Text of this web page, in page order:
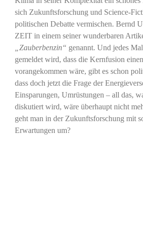
sich Zukunftsforschung und Science-
politischen Debatte vermischen. Bernd
ZEIT in einem seiner wunderbaren
„Zauberbenzin“ genannt. Und jedes
gemeldet wird, dass die Kernfusion
vorangekommen wäre, gibt es schon
dass doch jetzt die Frage der
Einsparungen, Umrüstungen – all das,
diskutiert wird, wäre überhaupt nicht
geht man in der Zukunftsforschung mit
Erwartungen um?